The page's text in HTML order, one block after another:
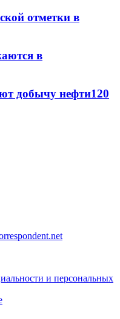
отметки в
в
добычу нефти120
и персональных